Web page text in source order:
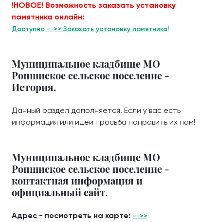
!НОВОЕ! Возможность заказать установку
памятника онлайн:
Доступно -->> Заказать установку памятника!
Муниципальное кладбище МО
Ропшиское сельское поселение -
История.
Данный раздел дополняется. Если у вас есть
информация или идеи просьба направить их нам!
Муниципальное кладбище МО
Ропшиское сельское поселение -
контактная информация и
официальный сайт.
Адрес - посмотреть на карте: -->>